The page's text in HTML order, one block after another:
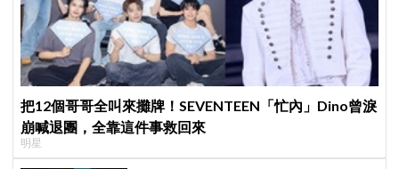
把12個哥哥全叫來攤牌！SEVENTEEN「忙內」Dino曾淚
崩喊退團，全靠這件事救回來
明星